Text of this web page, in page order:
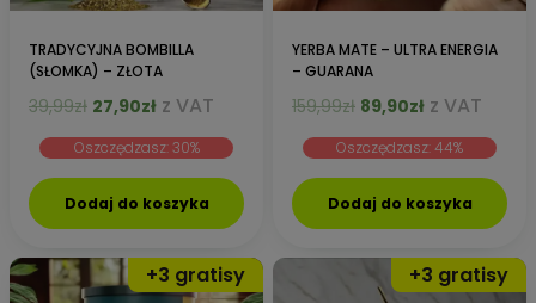
TRADYCYJNA BOMBILLA
(SŁOMKA) – ZŁOTA
39,99zł Pierwotna
wynosiła:
39,99zł.
27,90złAktualna
wynosi:
27,90zł.
z VAT
Oszczędzasz: 30%
Dodaj do koszyka
YERBA MATE – ULTRA ENERGIA
– GUARANA
159,99zł Pierwotna
wynosiła:
159,99zł.
89,90złAktualna
wynosi:
89,90zł.
z VAT
Oszczędzasz: 44%
Dodaj do koszyka